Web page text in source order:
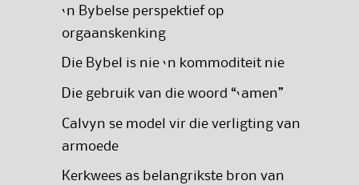
‘n Bybelse perspektief op
orgaanskenking
Die Bybel is nie ‘n kommoditeit nie
Die gebruik van die woord “‘amen”
Calvyn se model vir die verligting van
armoede
Kerkwees as belangrikste bron van